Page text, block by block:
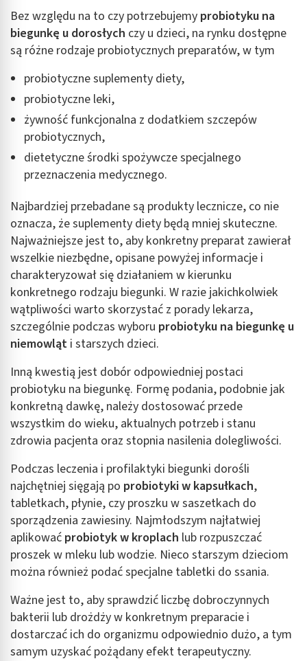
Bez względu na to czy potrzebujemy probiotyku na
biegunkę u dorosłych czy u dzieci, na rynku dostępne
są różne rodzaje probiotycznych preparatów, w tym
probiotyczne suplementy diety,
probiotyczne leki,
żywność funkcjonalna z dodatkiem szczepów
probiotycznych,
dietetyczne środki spożywcze specjalnego
przeznaczenia medycznego.
Najbardziej przebadane są produkty lecznicze, co nie
oznacza, że suplementy diety będą mniej skuteczne.
Najważniejsze jest to, aby konkretny preparat zawierał
wszelkie niezbędne, opisane powyżej informacje i
charakteryzował się działaniem w kierunku
konkretnego rodzaju biegunki. W razie jakichkolwiek
wątpliwości warto skorzystać z porady lekarza,
szczególnie podczas wyboru probiotyku na biegunkę u
niemowląt i starszych dzieci.
Inną kwestią jest dobór odpowiedniej postaci
probiotyku na biegunkę. Formę podania, podobnie jak
konkretną dawkę, należy dostosować przede
wszystkim do wieku, aktualnych potrzeb i stanu
zdrowia pacjenta oraz stopnia nasilenia dolegliwości.
Podczas leczenia i profilaktyki biegunki dorośli
najchętniej sięgają po probiotyki w kapsułkach,
tabletkach, płynie, czy proszku w saszetkach do
sporządzenia zawiesiny. Najmłodszym najłatwiej
aplikować probiotyk w kroplach lub rozpuszczać
proszek w mleku lub wodzie. Nieco starszym dzieciom
można również podać specjalne tabletki do ssania.
Ważne jest to, aby sprawdzić liczbę dobroczynnych
bakterii lub drożdży w konkretnym preparacie i
dostarczać ich do organizmu odpowiednio dużo, a tym
samym uzyskać pożądany efekt terapeutyczny.